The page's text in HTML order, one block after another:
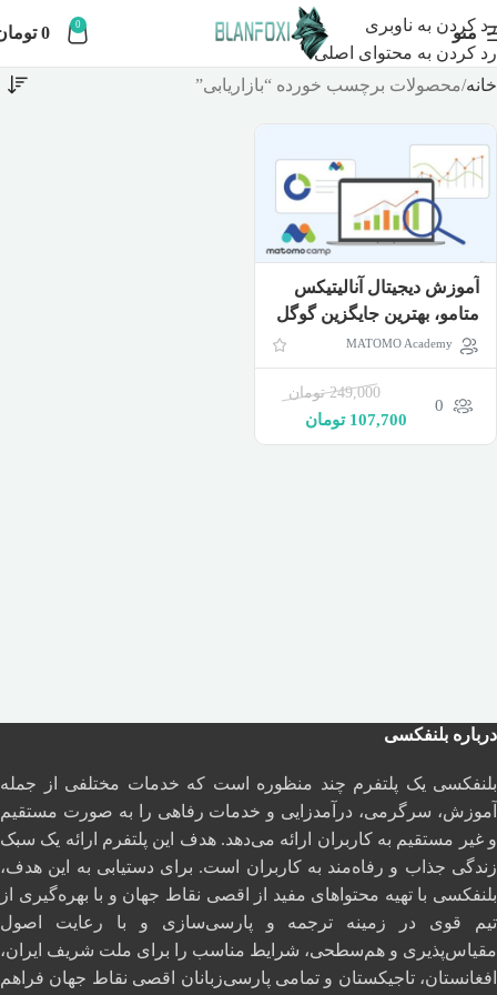
رد کردن به ناوبری
رد کردن به محتوای اصلی
منو 0
0
خانه محصولات برچسب خورده “بازاریابی”
آموزش دیجیتال آنالیتیکس
متامو، بهترین جایگزین گوگل
آنالیتکس
MATOMO Academy
0
249,000 تومان
107,700 تومان
درباره بلنفکسی
بلنفکسی یک پلتفرم چند منظوره است که خدمات مختلفی از جمله
آموزش، سرگرمی، درآمدزایی و خدمات رفاهی را به صورت مستقیم
و غیر مستقیم به کاربران ارائه می‌دهد. هدف این پلتفرم ارائه یک سبک
زندگی جذاب و رفاه‌مند به کاربران است. برای دستیابی به این هدف،
بلنفکسی با تهیه محتواهای مفید از اقصی نقاط جهان و با بهره‌گیری از
تیم قوی در زمینه ترجمه و پارسی‌سازی و با رعایت اصول
مقیاس‌پذیری و هم‌سطحی، شرایط مناسب را برای ملت شریف ایران،
افغانستان، تاجیکستان و تمامی پارسی‌زبانان اقصی نقاط جهان فراهم